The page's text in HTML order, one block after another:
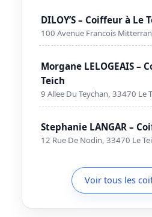
DILOY’S – Coiffeur à Le
100 Avenue Francois
Morgane LELOGEAIS –
Teich
9 Allee Du Teychan, 33470 Le
Stephanie LANGAR –
12 Rue De Nodin, 33470 Le
Voir tous les